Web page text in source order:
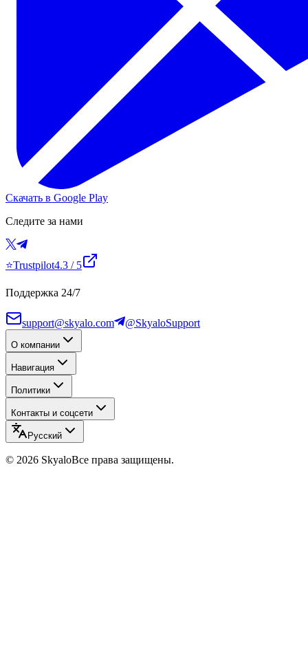
Скачать в Google Play
Следите за нами
⭐Trustpilot4.3 / 5
Поддержка 24/7
support@skyalo.com @SkyaloSupport
О компании
Навигация
Политики
Контакты и соцсети
Русский
© 2026 SkyaloВсе права защищены.